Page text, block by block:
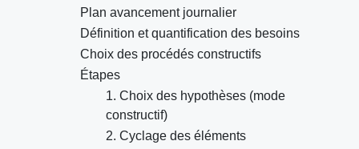
Plan avancement journalier
Définition et quantification des besoins
Choix des procédés constructifs
Étapes
1. Choix des hypothèses (mode
constructif)
2. Cyclage des éléments